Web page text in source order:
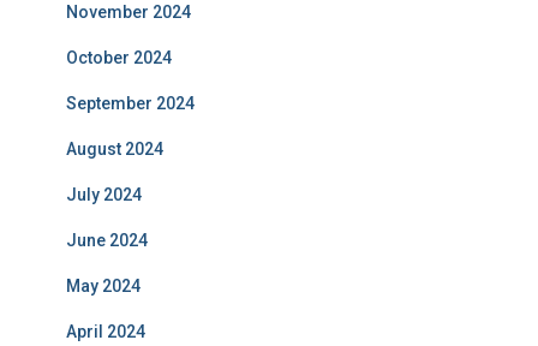
November 2024
October 2024
September 2024
August 2024
July 2024
June 2024
May 2024
April 2024